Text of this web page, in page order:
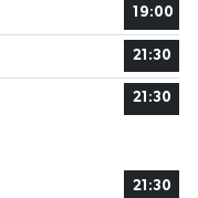
19:00
21:30
21:30
21:30